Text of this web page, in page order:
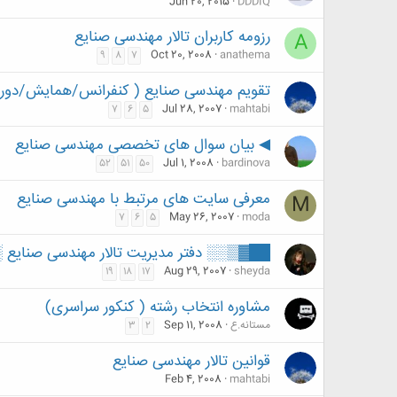
A رزومه کاربران تالار مهندسی صنایع
anathema
Oct 20, 2008
7
8
9
تقویم مهندسی صنایع ( کنفرانس/همایش/
mahtabi
Jul 28, 2007
5
6
7
◀ بيان سوال های تخصصی مهندسی صنایع
bardinova
Jul 1, 2008
50
51
52
M معرفی سایت های مرتبط با مهندسی صنایع
moda
May 26, 2007
5
6
7
██▓▒░░ دفتر مدیریت تالار مهندسی
sheyda
Aug 29, 2007
17
18
19
مشاوره انتخاب رشته ( کنکور سراسری)
مستانه.ع Sep 11, 2008
2
3
قوانین تالار مهندسی صنایع
mahtabi
Feb 4, 2008